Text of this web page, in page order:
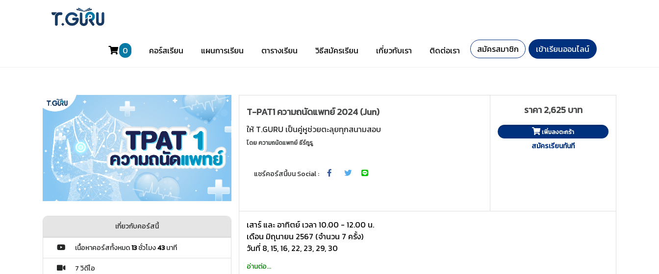
0 คอร์สเรียน แผนการเรียน ตารางเรียน วิธีสมัครเรียน เกี่ยวกับเรา ติดต่อเรา สมัครสมาชิก เข้าเรียนออนไลน์
T-PAT1 ความถนัดแพทย์ 2024 (Jun)
ให้ T.GURU เป็นคู่หูช่วยตะลุยทุกสนามสอบ
โดยความถนัดแพทย์ ธีร์กูรู
แชร์คอร์สนี้บน Social :
ราคา 2,625 บาท
เพิ่มลงตะกร้า
สมัครเรียนทันที
เสาร์ และ อาทิตย์ เวลา 10.00 - 12.00 น.
เดือน มิถุนายน 2567 (จำนวน 7 ครั้ง)
วันที่ 8, 15, 16, 22, 23, 29, 30
อ่านต่อ...
เกี่ยวกับคอร์สนี้
เนื้อหาคอร์สทั้งหมด13ชั่วโมง43นาที
7 วิดีโอ